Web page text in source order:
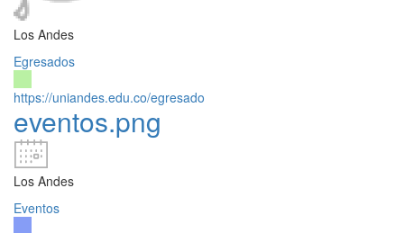
Los Andes
Egresados
https://uniandes.edu.co/egresado
eventos.png
Los Andes
Eventos